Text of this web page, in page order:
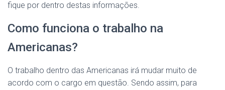
fique por dentro destas informações.
Como funciona o trabalho na
Americanas?
O trabalho dentro das Americanas irá mudar muito de
acordo com o cargo em questão. Sendo assim, para